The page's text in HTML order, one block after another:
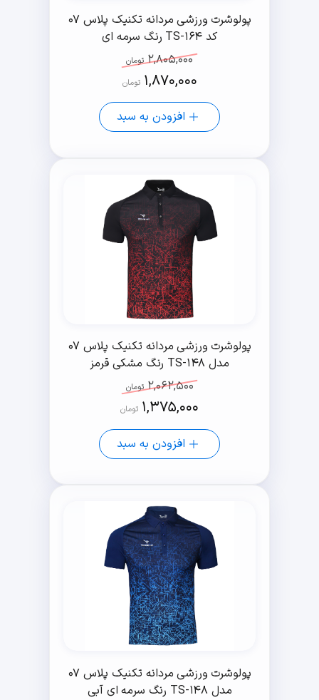
پولوشرت ورزشی مردانه تکنیک پلاس 07
کد TS-164 رنگ سرمه ای
2,805,000 تومان
1,870,000 تومان
افزودن به سبد
پولوشرت ورزشی مردانه تکنیک پلاس 07
مدل TS-148 رنگ مشکی قرمز
2,062,500 تومان
1,375,000 تومان
افزودن به سبد
پولوشرت ورزشی مردانه تکنیک پلاس 07
مدل TS-148 رنگ سرمه ای آبی